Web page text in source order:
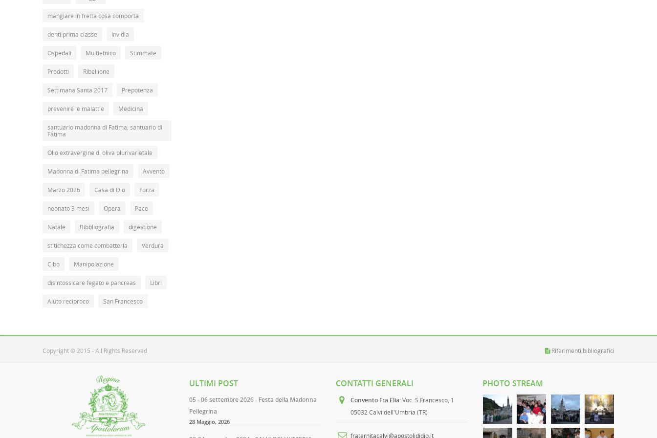
mangiare in fretta cosa comporta
denti prima classe Invidia
Ospedali Multietnico Stimmate
Prodotti Ribellione
Settimana Santa 2017 Prepotenza
prevenire le malattie Medicina
santuario madonna di Fatima; santuario di
Fátima
Olio extravergine di oliva plurivarietale
Madonna di Fatima pellegrina Avvento
Marzo 2026 Casa di Dio Forza
neonato 3 mesi Opera Pace
Natale Bibbliografia digestione
stitichezza come combatterla Verdura
Cibo Manipolazione
disintossicare fegato e pancreas Libri
Aiuto reciproco San Francesco
Copyright © 2015 - All Rights Reserved Riferimenti bibliografici
ULTIMI POST
05 - 06 settembre 2026 - Festa della Madonna
Pellegrina
28 Maggio, 2026
CONTATTI GENERALI
Convento Fra Elia: Voc. S.Francesco, 1
05032 Calvi dell'Umbria (TR)
fraternitacalvi@apostolididio.it
PHOTO STREAM